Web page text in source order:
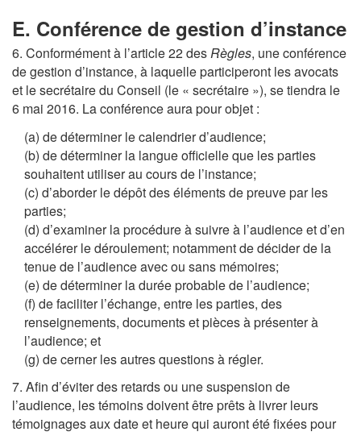
E. Conférence de gestion d’instance
6. Conformément à l’article 22 desRègles, une conférence
de gestion d’instance, à laquelle participeront les avocats
et le secrétaire du Conseil (le « secrétaire »), se tiendra le
6 mai 2016. La conférence aura pour objet :
(a) de déterminer le calendrier d’audience;
(b) de déterminer la langue officielle que les parties
souhaitent utiliser au cours de l’instance;
(c) d’aborder le dépôt des éléments de preuve par les
parties;
(d) d’examiner la procédure à suivre à l’audience et d’en
accélérer le déroulement; notamment de décider de la
tenue de l’audience avec ou sans mémoires;
(e) de déterminer la durée probable de l’audience;
(f) de faciliter l’échange, entre les parties, des
renseignements, documents et pièces à présenter à
l’audience; et
(g) de cerner les autres questions à régler.
7. Afin d’éviter des retards ou une suspension de
l’audience, les témoins doivent être prêts à livrer leurs
témoignages aux date et heure qui auront été fixées pour